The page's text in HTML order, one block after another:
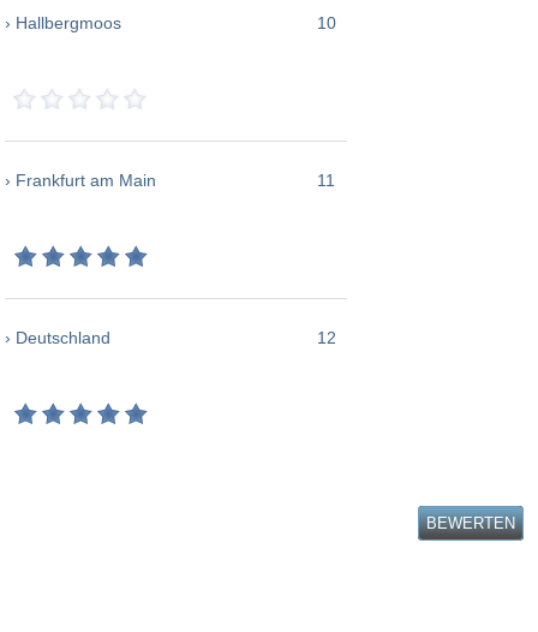
› Hallbergmoos 10
› Frankfurt am Main 11
› Deutschland 12
BEWERTEN